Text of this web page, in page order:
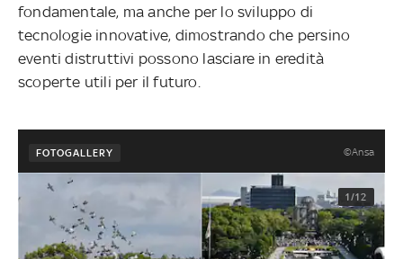
fondamentale, ma anche per lo sviluppo di
tecnologie innovative, dimostrando che persino
eventi distruttivi possono lasciare in eredità
scoperte utili per il futuro.
FOTOGALLERY ©Ansa
1/12